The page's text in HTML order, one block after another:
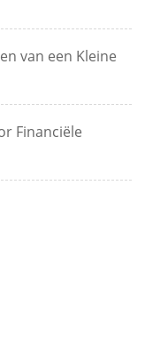
van een Kleine
Financiële